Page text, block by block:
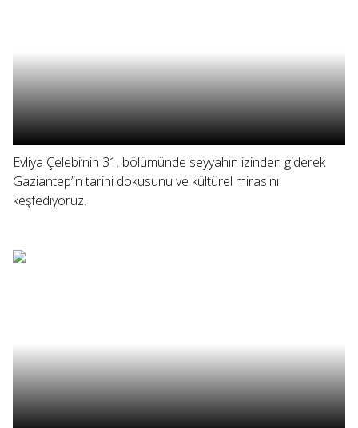
Evliya Çelebi’nin 31. bölümünde seyyahın izinden giderek
Gaziantep’in tarihi dokusunu ve kültürel mirasını
keşfediyoruz.